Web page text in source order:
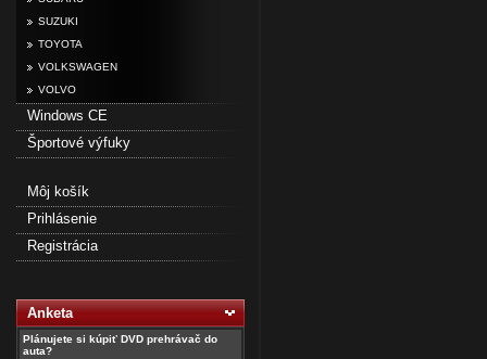
SUZUKI
TOYOTA
VOLKSWAGEN
VOLVO
Windows CE
Športové výfuky
Môj košík
Prihlásenie
Registrácia
Anketa
Plánujete si kúpiť DVD prehrávač do
auta?